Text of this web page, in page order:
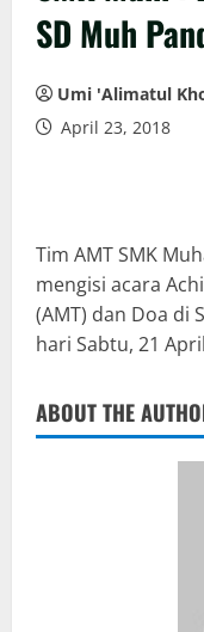
SD Muh
Umi 'Alimatul
April 23, 2018
Tim AMT SMK
mengisi acara
(AMT) dan Doa di
hari Sabtu, 21
ABOUT THE